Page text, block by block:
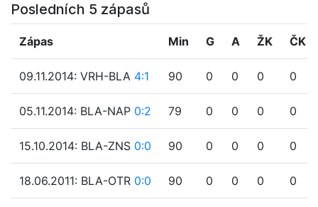
Posledních 5 zápasů
Zápas Min G A ŽK ČK
09.11.2014: VRH-BLA 4:1 90 0 0 0 0
05.11.2014: BLA-NAP 0:2 79 0 0 0 0
15.10.2014: BLA-ZNS 0:0 90 0 0 0 0
18.06.2011: BLA-OTR 0:0 90 0 0 0 0